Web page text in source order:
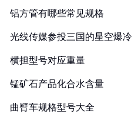
铝方管有哪些常见规格
光线传媒参投三国的星空爆冷
横担型号对应重量
锰矿石产品化合水含量
曲臂车规格型号大全